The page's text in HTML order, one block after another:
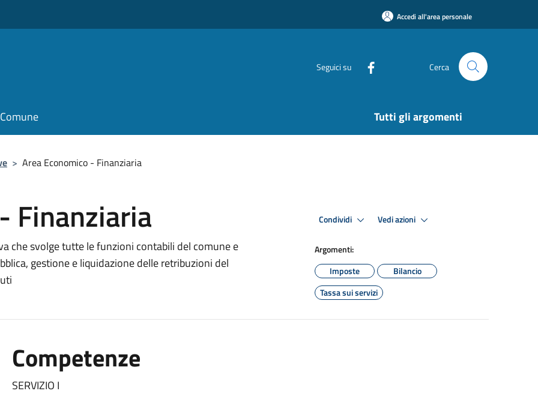
Accedi all'area personale
Seguici su Cerca
Tutti gli argomenti
> Area Economico - Finanziaria
Finanziaria
che svolge tutte le funzioni contabili del comune e
gestione e liquidazione delle retribuzioni del
Condividi Vedi azioni
Argomenti:
Imposte
Bilancio
Tassa sui servizi
Competenze
SERVIZIO I